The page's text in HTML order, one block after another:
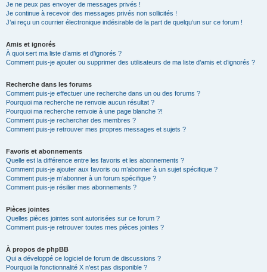
Je ne peux pas envoyer de messages privés !
Je continue à recevoir des messages privés non sollicités !
J’ai reçu un courrier électronique indésirable de la part de quelqu’un sur ce forum !
Amis et ignorés
À quoi sert ma liste d’amis et d’ignorés ?
Comment puis-je ajouter ou supprimer des utilisateurs de ma liste d’amis et d’ignorés ?
Recherche dans les forums
Comment puis-je effectuer une recherche dans un ou des forums ?
Pourquoi ma recherche ne renvoie aucun résultat ?
Pourquoi ma recherche renvoie à une page blanche ?!
Comment puis-je rechercher des membres ?
Comment puis-je retrouver mes propres messages et sujets ?
Favoris et abonnements
Quelle est la différence entre les favoris et les abonnements ?
Comment puis-je ajouter aux favoris ou m’abonner à un sujet spécifique ?
Comment puis-je m’abonner à un forum spécifique ?
Comment puis-je résilier mes abonnements ?
Pièces jointes
Quelles pièces jointes sont autorisées sur ce forum ?
Comment puis-je retrouver toutes mes pièces jointes ?
À propos de phpBB
Qui a développé ce logiciel de forum de discussions ?
Pourquoi la fonctionnalité X n’est pas disponible ?